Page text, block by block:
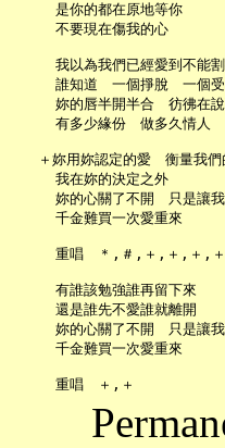
     是你的都在原地等你
     不要現在傷我的心
我以為我們已經愛到不能
誰知道　一個掙脫　一個受
妳的唇半開半合　彷彿在
     有多少緣份　做多久情人
＋妳用妳認定的愛　衡量我們
     我在妳的決定之外
妳的心關了不開　只是讓
     千金難買一次愛重來
     重唱　＊,＃,＋,＋,＋,＋
     有誰該勉強誰再留下來
     還是誰先不愛誰就離開
妳的心關了不開　只是讓
     千金難買一次愛重來